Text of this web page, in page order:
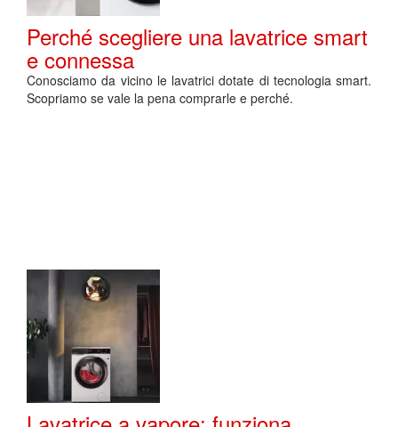
Perché scegliere una lavatrice smart
e connessa
Conosciamo da vicino le lavatrici dotate di tecnologia smart.
Scopriamo se vale la pena comprarle e perché.